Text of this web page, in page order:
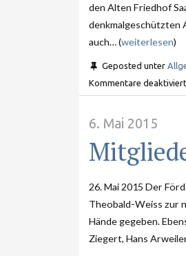
den Alten Friedhof
denkmalgeschützten
auch… (weiterlesen)
Geposted unter
Kommentare deaktiviert
6. Mai 2015
26. Mai 2015 Der
Theobald-Weiss zur
Hände gegeben.
Ziegert, Hans